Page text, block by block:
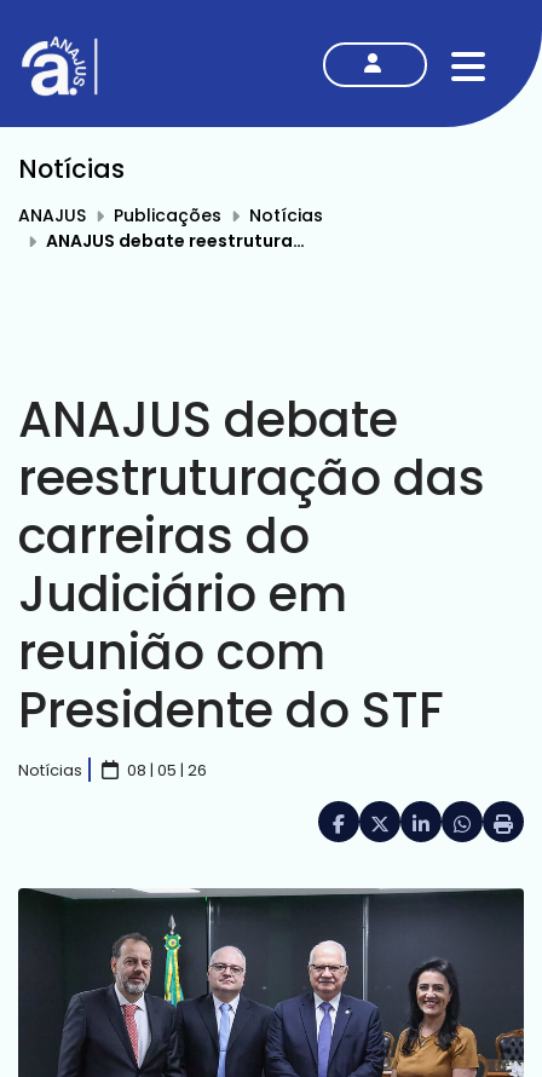
MENU
Notícias
ANAJUS Publicações
Notícias
ANAJUS debate reestruturação das carreiras do Judiciário em reunião com Presidente do STF
ANAJUS debate
reestruturação das
carreiras do
Judiciário em
reunião com
Presidente do STF
Notícias 08 | 05 | 26